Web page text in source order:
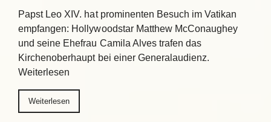
Papst Leo XIV. hat prominenten Besuch im Vatikan
empfangen: Hollywoodstar Matthew McConaughey
und seine Ehefrau Camila Alves trafen das
Kirchenoberhaupt bei einer Generalaudienz.
Weiterlesen
Weiterlesen